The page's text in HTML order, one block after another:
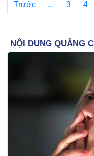
Trước ... 3 4